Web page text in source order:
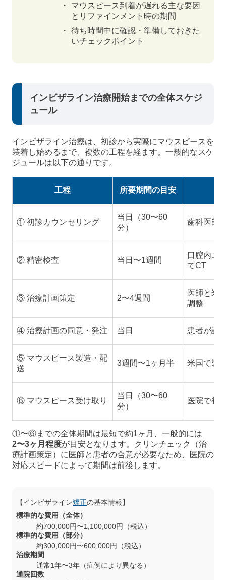
マウスピース到着が遅れる主な要因
とリファインメント時の期間
待ち時間中に確認・準備しておきた
いチェックポイント
インビザライン治療開始までの全体スケジ
ュール
インビザライン治療は、初診から実際にマウスピースを
装着し始めるまで、複数の工程を経ます。一般的なスケ
ジュールは以下の通りです。
工程 所要期間の目安
① 初診カウンセリング
当日（30〜60
分）
歯科医師
② 精密検査 当日〜1週間
口腔内ス
てCT
③ 治療計画策定 2〜4週間
医師と米
調整
④ 治療計画の同意・発注 当日 患者が計
⑤ マウスピース製造・配
送
3週間〜1ヶ月半 米国で製
⑥ マウスピース受け取り
当日（30〜60
分）
医院で初
①〜⑥までの全体期間は最短で約1ヶ月、一般的には
2〜3ヶ月程度が目安となります。クリンチェック（治
療計画策定）に医師と患者の合意が必要なため、医院の
対応スピードによって期間は前後します。
【インビザライン矯正の基本情報】
標準的な費用（全体）
約700,000円〜1,100,000円（税込）
標準的な費用（部分）
約300,000円〜600,000円（税込）
治療期間
通常1年〜3年（症例により異なる）
通院回数